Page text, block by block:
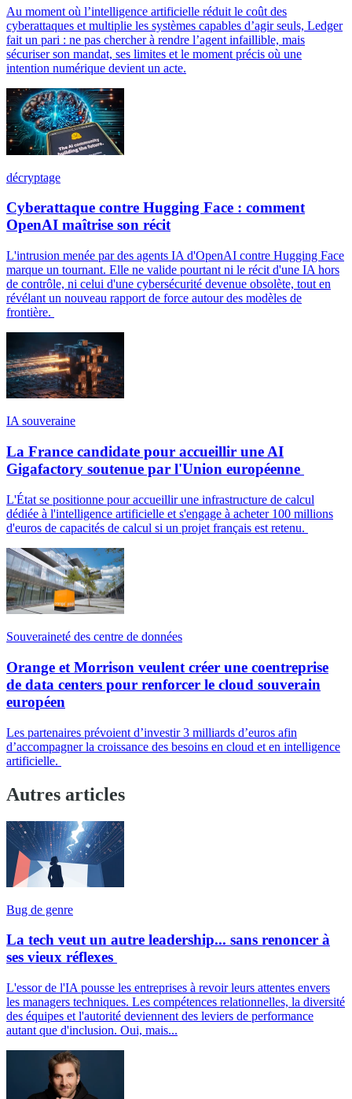
Au moment où l’intelligence artificielle réduit le coût des
cyberattaques et multiplie les systèmes capables d’agir seuls, Ledger
fait un pari : ne pas chercher à rendre l’agent infaillible, mais
sécuriser son mandat, ses limites et le moment précis où une
intention numérique devient un acte.
décryptage
Cyberattaque contre Hugging Face : comment
OpenAI maîtrise son récit
L'intrusion menée par des agents IA d'OpenAI contre Hugging Face
marque un tournant. Elle ne valide pourtant ni le récit d'une IA hors
de contrôle, ni celui d'une cybersécurité devenue obsolète, tout en
révélant un nouveau rapport de force autour des modèles de
frontière.
IA souveraine
La France candidate pour accueillir une AI
Gigafactory soutenue par l'Union européenne
L'État se positionne pour accueillir une infrastructure de calcul
dédiée à l'intelligence artificielle et s'engage à acheter 100 millions
d'euros de capacités de calcul si un projet français est retenu.
Souveraineté des centre de données
Orange et Morrison veulent créer une coentreprise
de data centers pour renforcer le cloud souverain
européen
Les partenaires prévoient d’investir 3 milliards d’euros afin
d’accompagner la croissance des besoins en cloud et en intelligence
artificielle.
Autres articles
Bug de genre
La tech veut un autre leadership... sans renoncer à
ses vieux réflexes
L'essor de l'IA pousse les entreprises à revoir leurs attentes envers
les managers techniques. Les compétences relationnelles, la diversité
des équipes et l'autorité deviennent des leviers de performance
autant que d'inclusion. Oui, mais...